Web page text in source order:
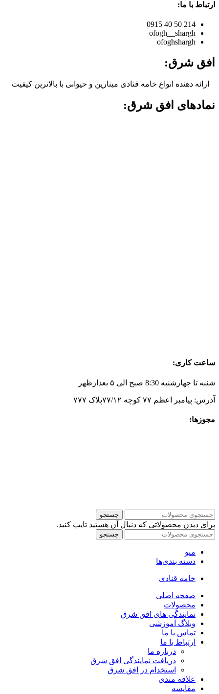
ارتباط با ما:
214 50 40 0915
ofogh__shargh
ofoghshargh
افق شرق:
ارائه دهنده انواع خامه قنادی مینارین و حیوانی با بالاترین کیفیت
نمادهای افق شرق:
ساعت کاری:
شنبه تا چهارشنبه 8:30 صبح الی ۵ بعدازظهر
آدرس: پیامبر اعظم ۷۷ کوچه ۷۷/۱۲پلاک ۷۷۷
مجوزها:
جستجو
برای دیدن محصولاتی که دنبال آن هستید تایپ کنید.
جستجو
منو
دسته بندی‌ها
خامه قنادی
صفحه اصلی
محصولات
نمایندگی های افق شرق
وبلاگ آموزشی
تماس با ما
ارتباط با ما
درباره ما
دریافت نمایندگی افق شرق
استخدام در افق شرق
علاقه مندی
مقايسه